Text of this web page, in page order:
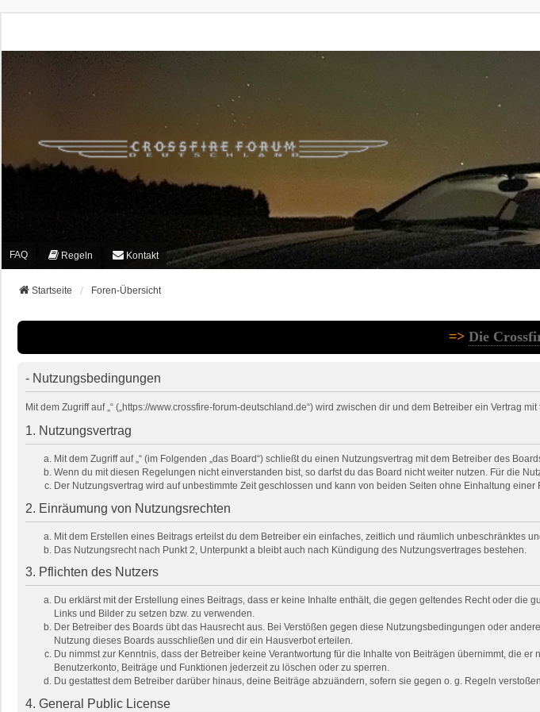
FAQ Regeln Kontakt
Startseite Foren-Übersicht
=> Die
- Nutzungsbedingungen
Mit dem Zugriff auf „“ („https://www.crossfire-forum-deutschland.de“) wird zwischen dir und dem Betreiber ein Vertrag
1. Nutzungsvertrag
Mit dem Zugriff auf „“ (im Folgenden „das Board“) schließt du einen Nutzungsvertrag mit dem Betreiber des
Wenn du mit diesen Regelungen nicht einverstanden bist, so darfst du das Board nicht weiter nutzen. Für die
Der Nutzungsvertrag wird auf unbestimmte Zeit geschlossen und kann von beiden Seiten ohne Einhaltung einer
2. Einräumung von Nutzungsrechten
Mit dem Erstellen eines Beitrags erteilst du dem Betreiber ein einfaches, zeitlich und räumlich unbeschränktes
Das Nutzungsrecht nach Punkt 2, Unterpunkt a bleibt auch nach Kündigung des Nutzungsvertrages bestehen.
3. Pflichten des Nutzers
Du erklärst mit der Erstellung eines Beitrags, dass er keine Inhalte enthält, die gegen geltendes Recht oder
Links und Bilder zu setzen bzw. zu verwenden.
Der Betreiber des Boards übt das Hausrecht aus. Bei Verstößen gegen diese Nutzungsbedingungen oder
Nutzung dieses Boards ausschließen und dir ein Hausverbot erteilen.
Du nimmst zur Kenntnis, dass der Betreiber keine Verantwortung für die Inhalte von Beiträgen übernimmt, die
Benutzerkonto, Beiträge und Funktionen jederzeit zu löschen oder zu sperren.
Du gestattest dem Betreiber darüber hinaus, deine Beiträge abzuändern, sofern sie gegen o. g. Regeln
4. General Public License